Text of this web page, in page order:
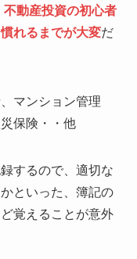
不動産投資の初心者
れるまでが大変だ
マンション管理
保険・・他
するので、適切な
といった、簿記の
覚えることが意外